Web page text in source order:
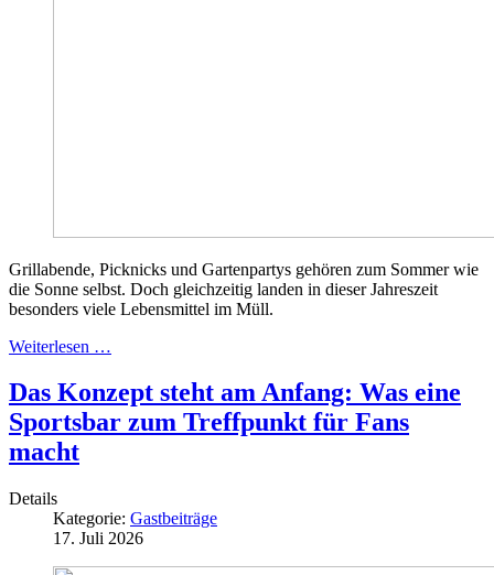
Grillabende, Picknicks und Gartenpartys gehören zum Sommer wie
die Sonne selbst. Doch gleichzeitig landen in dieser Jahreszeit
besonders viele Lebensmittel im Müll.
Weiterlesen …
Das Konzept steht am Anfang: Was eine
Sportsbar zum Treffpunkt für Fans
macht
Details
Kategorie: Gastbeiträge
17. Juli 2026